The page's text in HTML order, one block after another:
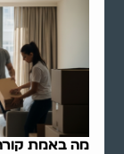
מה באמת קורה